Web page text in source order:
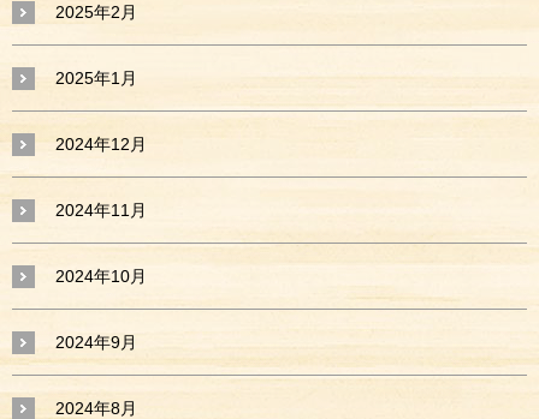
2025年2月
2025年1月
2024年12月
2024年11月
2024年10月
2024年9月
2024年8月